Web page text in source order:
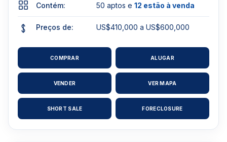
Contém: 50 aptos e 12 estão à venda
Preços de: US$410,000 a US$600,000
COMPRAR ALUGAR
VENDER VER MAPA
SHORT SALE FORECLOSURE